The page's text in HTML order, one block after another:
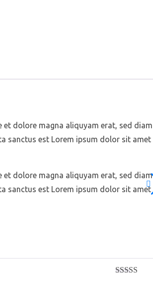
dolore magna aliquyam erat, sed diam
sanctus est Lorem ipsum dolor sit amet
dolore magna aliquyam erat, sed diam
sanctus est Lorem ipsum dolor sit amet